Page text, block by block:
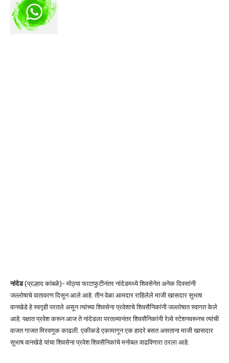
नांदेड(प्रल्हाद कांबळे)- मोठ्या फाटाफुटीनंतर नांदेडमध्ये शिवसेनेत अनेक दिवसांनी
जल्लोषाचे वातावरण दिसून आले आहे. तीन वेळा आमदार राहिलेले माजी खासदार सुभाष
वानखेडे हे स्वगृही परतले असून त्यांच्या शिवसेना प्रवेशाचे शिवसैनिकांनी जल्लोषात स्वागत केले
आहे. पक्षात प्रवेश करून आज ते नांदेडला परतल्यानंतर शिवसैनिकांनी रेल्वे स्टेशनवरूनच त्यांची
वाजत गाजत मिरवणूक काढली. एकीकडे एकामागून एक हादरे बसत असताना माजी खासदार
सुभाष वानखेडे यांचा शिवसेना प्रवेश शिवसैनिकांचे मनोबल वाढविणारा ठरला आहे.